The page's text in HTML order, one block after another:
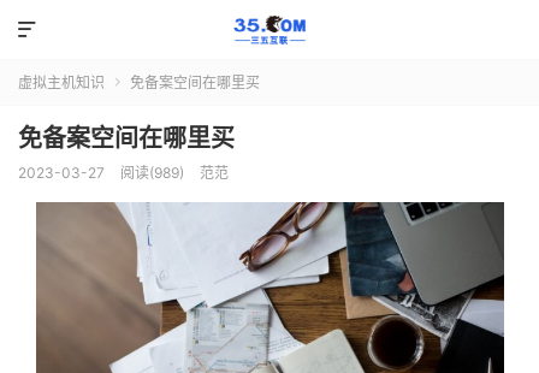

虚拟主机知识  免备案空间在哪里买
免备案空间在哪里买
2023-03-27 阅读(989) 范范